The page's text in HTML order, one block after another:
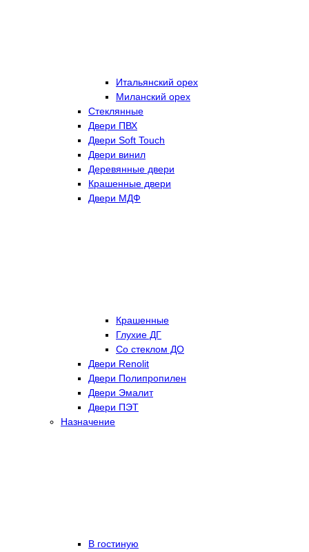
Итальянский орех
Миланский орех
Стеклянные
Двери ПВХ
Двери Soft Touch
Двери винил
Деревянные двери
Крашенные двери
Двери МДФ
Крашенные
Глухие ДГ
Со стеклом ДО
Двери Renolit
Двери Полипропилен
Двери Эмалит
Двери ПЭТ
Назначение
В гостиную